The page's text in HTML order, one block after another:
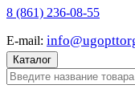
8 (861) 236-08-55
E-mail:
Каталог